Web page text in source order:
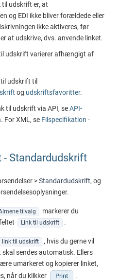
til udskrift er, at
og EDI ikke bliver forældede eller
ikke aktiveres, før
at udskrive, dvs. anvende linket.
udskrift varierer afhængigt af
udskrift til
og udskriftsfavoritter.
til udskrift via API, seAPI-
. For XML, se Filspecifikation -
- Standardudskrift
>Standardudskrift, og
tilvalg
markerer du
Link til udskrift .
link til udskrift
, hvis du gerne vil
skal sendes automatisk. Ellers
umarkeret og kopierer linket,
når du klikker
Print .